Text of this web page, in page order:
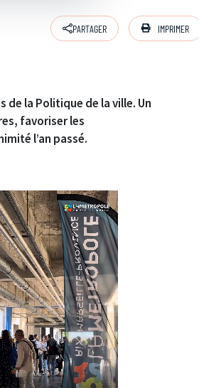
PARTAGER IMPRIMER
de la Politique de la ville. Un
favoriser les
l’an passé.